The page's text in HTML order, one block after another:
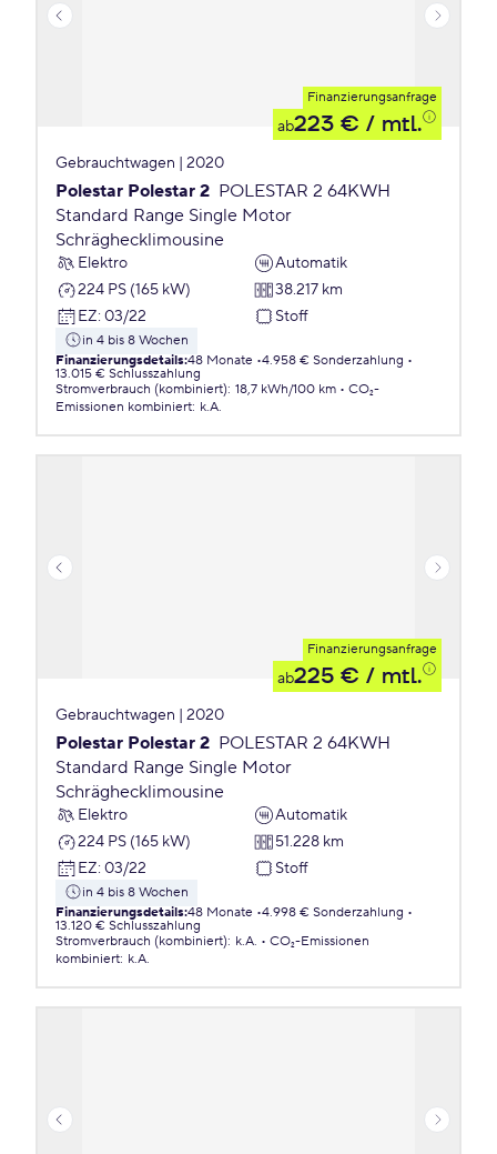
Finanzierungsanfrage
ab223 € / mtl.
Gebrauchtwagen | 2020
Polestar Polestar 2 POLESTAR 2 64KWH
Standard Range Single Motor
Schräghecklimousine
Elektro
Automatik
224 PS (165 kW)
38.217 km
EZ: 03/22 Stoff
in 4 bis 8 Wochen
Finanzierungsdetails:48 Monate 4.958 € Sonderzahlung
13.015 € Schlusszahlung
Stromverbrauch (kombiniert): 18,7 kWh/100 km
CO₂-
Emissionen kombiniert: k.A.
Finanzierungsanfrage
ab225 € / mtl.
Gebrauchtwagen | 2020
Polestar Polestar 2 POLESTAR 2 64KWH
Standard Range Single Motor
Schräghecklimousine
Elektro
Automatik
224 PS (165 kW)
51.228 km
EZ: 03/22 Stoff
in 4 bis 8 Wochen
Finanzierungsdetails:48 Monate 4.998 € Sonderzahlung
13.120 € Schlusszahlung
Stromverbrauch (kombiniert): k.A.
CO₂-Emissionen
kombiniert: k.A.